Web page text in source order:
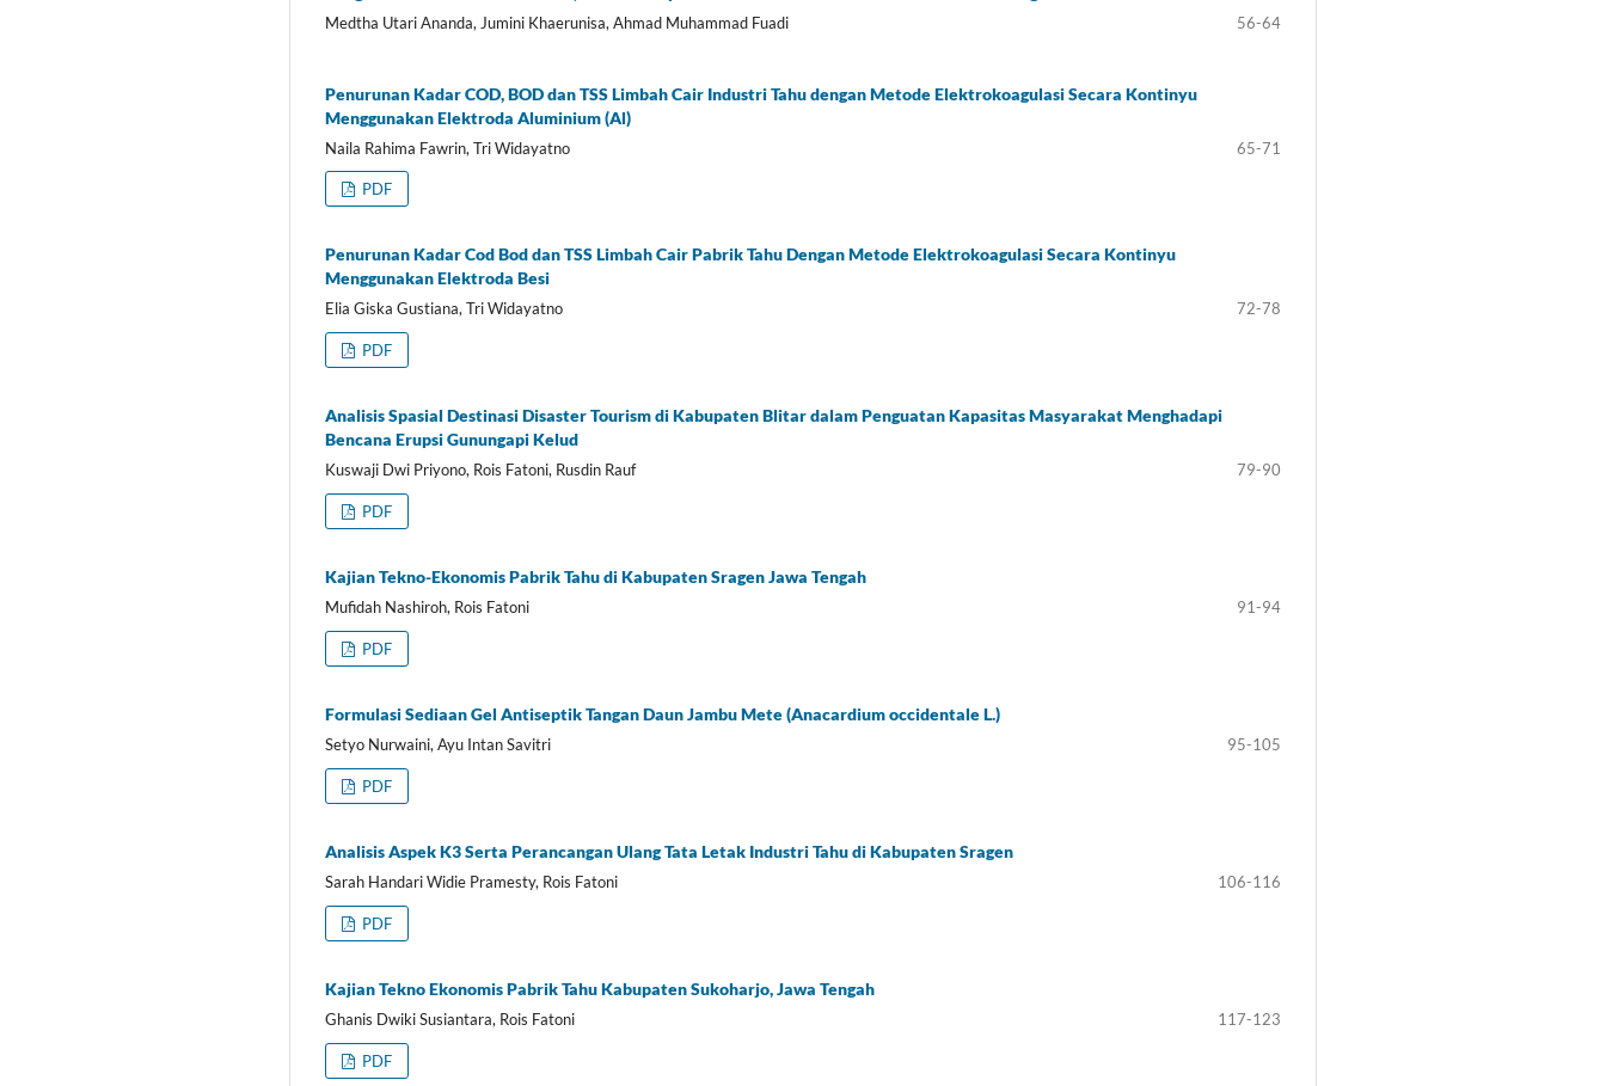
Medtha Utari Ananda, Jumini Khaerunisa, Ahmad Muhammad Fuadi 56-64
Penurunan Kadar COD, BOD dan TSS Limbah Cair Industri Tahu dengan Metode Elektrokoagulasi Secara Kontinyu
Menggunakan Elektroda Aluminium (Al)
Naila Rahima Fawrin, Tri Widayatno 65-71
PDF
Penurunan Kadar Cod Bod dan TSS Limbah Cair Pabrik Tahu Dengan Metode Elektrokoagulasi Secara Kontinyu
Menggunakan Elektroda Besi
Elia Giska Gustiana, Tri Widayatno 72-78
PDF
Analisis Spasial Destinasi Disaster Tourism di Kabupaten Blitar dalam Penguatan Kapasitas Masyarakat Menghadapi
Bencana Erupsi Gunungapi Kelud
Kuswaji Dwi Priyono, Rois Fatoni, Rusdin Rauf 79-90
PDF
Kajian Tekno-Ekonomis Pabrik Tahu di Kabupaten Sragen Jawa Tengah
Mufidah Nashiroh, Rois Fatoni 91-94
PDF
Formulasi Sediaan Gel Antiseptik Tangan Daun Jambu Mete (Anacardium occidentale L.)
Setyo Nurwaini, Ayu Intan Savitri 95-105
PDF
Analisis Aspek K3 Serta Perancangan Ulang Tata Letak Industri Tahu di Kabupaten Sragen
Sarah Handari Widie Pramesty, Rois Fatoni 106-116
PDF
Kajian Tekno Ekonomis Pabrik Tahu Kabupaten Sukoharjo, Jawa Tengah
Ghanis Dwiki Susiantara, Rois Fatoni 117-123
PDF